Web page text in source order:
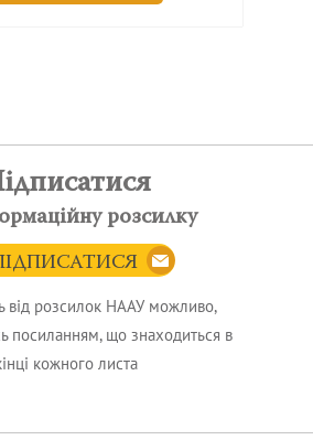
розсилку
від розсилок НААУ можливо,
посиланням, що знаходиться в
кожного листа